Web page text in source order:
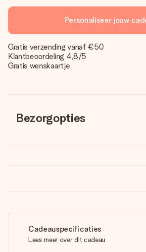
Personaliseer jouw
Gratis verzending vanaf €50
Klantbeoordeling 4,8/5
Gratis wenskaartje
Bezorgopties
Cadeauspecificaties
Lees meer over dit cadeau